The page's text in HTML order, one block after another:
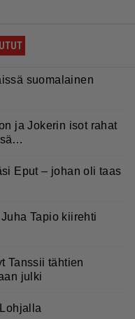
suomalainen
ja Jokerin isot rahat
Eput – johan oli taas
Tapio kiirehti
Tanssii tähtien
julki